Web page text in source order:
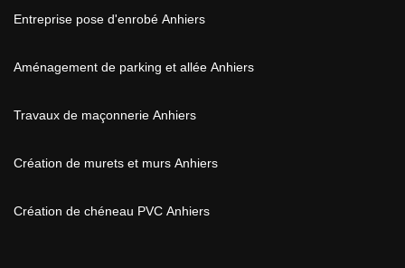
Entreprise pose d'enrobé Anhiers
Aménagement de parking et allée Anhiers
Travaux de maçonnerie Anhiers
Création de murets et murs Anhiers
Création de chéneau PVC Anhiers